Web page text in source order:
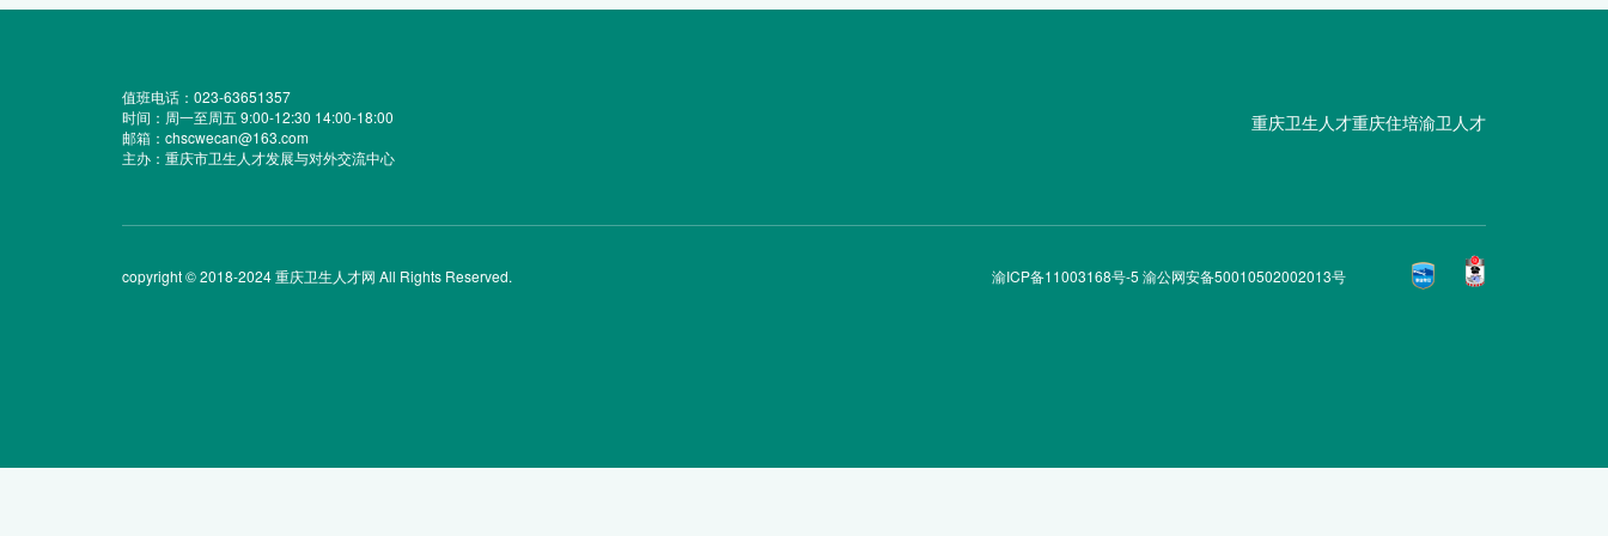
值班电话：023-63651357
时间：周一至周五 9:00-12:30 14:00-18:00
邮箱：chscwecan@163.com
主办：重庆市卫生人才发展与对外交流中心
重庆卫生人才重庆住培渝卫人才
copyright © 2018-2024 重庆卫生人才网 All Rights Reserved. 渝ICP备11003168号-5 渝公网安备50010502002013号